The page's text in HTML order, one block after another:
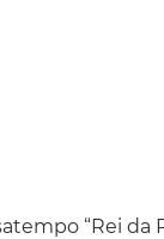
“Rei da